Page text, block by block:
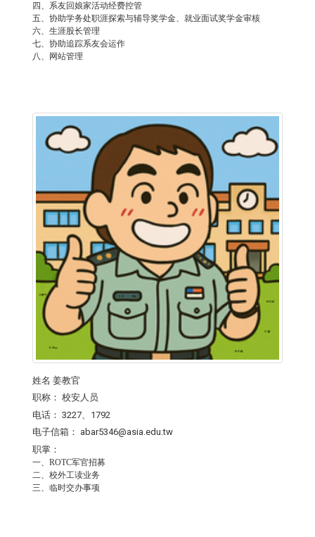
四、系友回娘家活动经费控管
五、协助学务处职涯探索与辅导奖学金、就业面试奖学金审核
六、生涯股长管理
七、协助追踪系友会运作
八、网站管理
姓名 姜教官
职称： 校安人员
电话： 3227、1792
电子信箱： abar5346@asia.edu.tw
职掌：
一、ROTC军官招募
二、校外工读业务
三、临时交办事项